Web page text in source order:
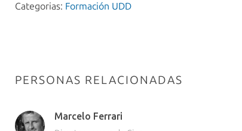
Categorias: Formación UDD
PERSONAS RELACIONADAS
Marcelo Ferrari